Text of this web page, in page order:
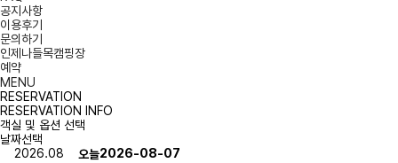
공지사항
이용후기
문의하기
인제나들목캠핑장
예약
MENU
RESERVATION
RESERVATION INFO
객실 및 옵션 선택
날짜선택
2026.08 오늘2026-08-07